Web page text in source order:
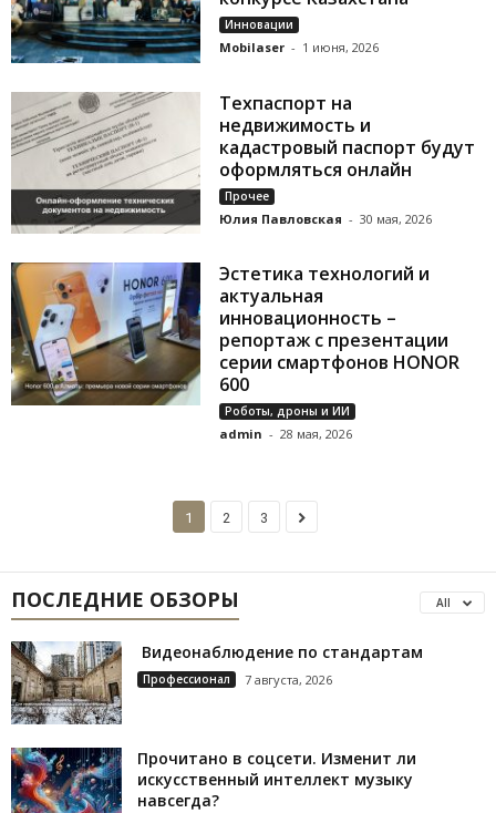
Инновации
Mobilaser - 1 июня, 2026
Техпаспорт на
недвижимость и
кадастровый паспорт будут
оформляться онлайн
Прочее
Юлия Павловская - 30 мая, 2026
Эстетика технологий и
актуальная
инновационность –
репортаж с презентации
серии смартфонов HONOR
600
Роботы, дроны и ИИ
admin - 28 мая, 2026
1 2 3
ПОСЛЕДНИЕ ОБЗОРЫ All
Видеонаблюдение по стандартам
Профессионал 7 августа, 2026
Прочитано в соцсети. Изменит ли
искусственный интеллект музыку
навсегда?